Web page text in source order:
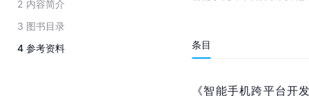
2 内容简介
3 图书目录
4 参考资料 条目
《智能手机跨平台